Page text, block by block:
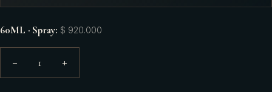
60ML · Spray: $ 920.000
− 1 +